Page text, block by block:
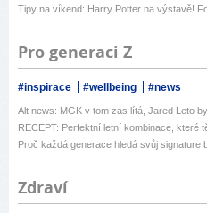
Tipy na víkend: Harry Potter na výstavě!
Pro generaci Z
#inspirace #wellbeing #news
Alt news: MGK v tom zas lítá, Jared Leto
RECEPT: Perfektní letní kombinace, které
Proč každá generace hledá svůj signature
Zdraví